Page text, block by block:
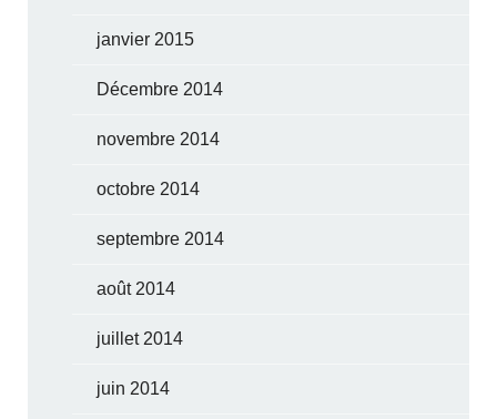
janvier 2015
Décembre 2014
novembre 2014
octobre 2014
septembre 2014
août 2014
juillet 2014
juin 2014